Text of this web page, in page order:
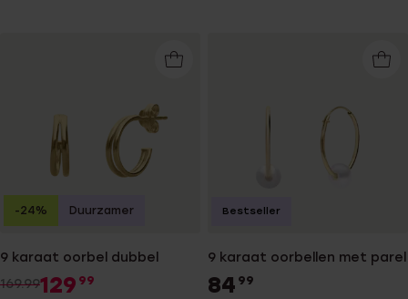
9 karaat oorbel dubbel
169.99129 99
-24% Duurzamer
9 karaat oorbellen met parel
84 99
Bestseller